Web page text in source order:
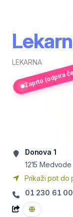
LEKARNA
Zaprto (odpira
Donova 1
1215 Medvode
Prikaži pot do
01 230 61 00